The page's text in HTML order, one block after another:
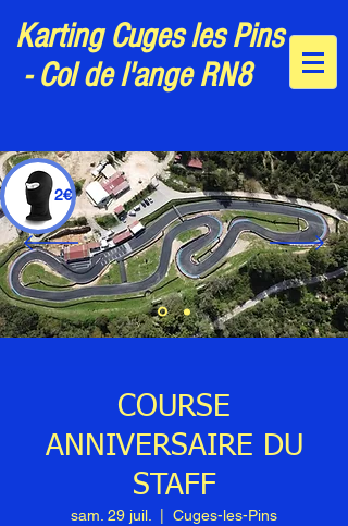
Karting Cuges les Pins
- Col de l'ange RN8
06.32.24.60.47
2€
COURSE
ANNIVERSAIRE DU
STAFF
sam. 29 juil. Cuges-les-Pins